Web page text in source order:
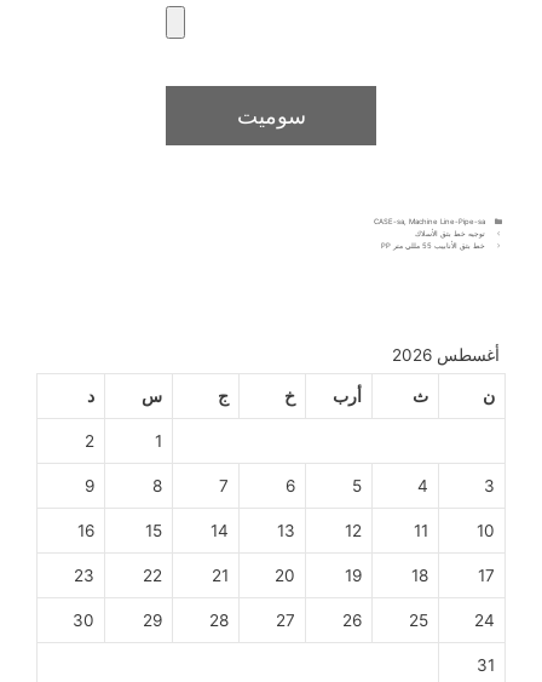
CASE-sa ,Machine Line-Pipe-sa
توجيه خط بثق الأسلاك
خط بثق الأنابيب 55 مللي متر PP
أغسطس 2026
ن ث أرب خ ج س د
1
2
3
4
5
6
7
8
9
10
11
12
13
14
15
16
17
18
19
20
21
22
23
24
25
26
27
28
29
30
31